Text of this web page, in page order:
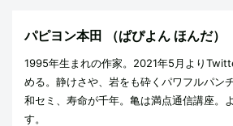
パピヨン本田 （ぱぴよん ほんだ）
1995年生まれの作家。2021年5月より
める。静けさや、岩をも砕くパワフルパン
和セミ、寿命が千年。亀は満点通信講座。
す。